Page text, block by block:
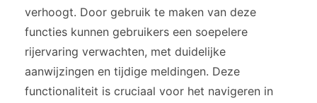
verhoogt. Door gebruik te maken van deze
functies kunnen gebruikers een soepelere
rijervaring verwachten, met duidelijke
aanwijzingen en tijdige meldingen. Deze
functionaliteit is cruciaal voor het navigeren in